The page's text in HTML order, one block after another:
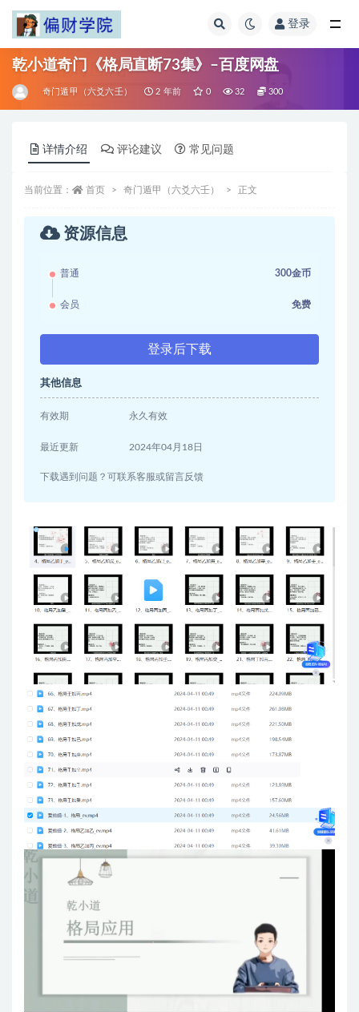
登录
乾小道奇门《格局直断73集》–百度网盘
奇门遁甲（六爻六壬） 2 年前 0 32 300
详情介绍 评论建议 常见问题
当前位置： 首页 奇门遁甲（六爻六壬） 正文
资源信息
普通 300金币
会员 免费
登录后下载
其他信息
有效期 永久有效
最近更新 2024年04月18日
下载遇到问题？可联系客服或留言反馈